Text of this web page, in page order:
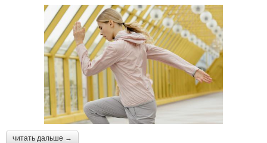
читать дальше →